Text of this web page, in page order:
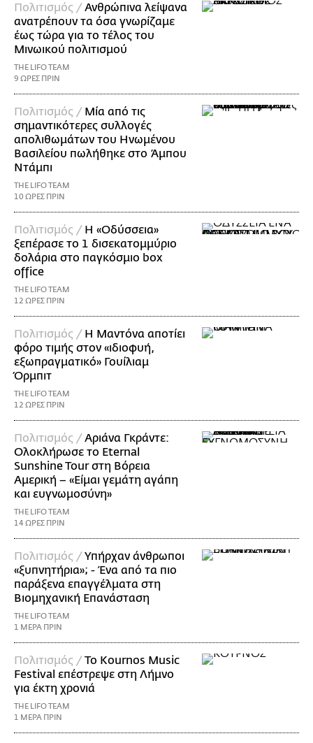
Πολιτισμός /Ανθρώπινα λείψανα
ανατρέπουν τα όσα γνωρίζαμε
έως τώρα για το τέλος του
Μινωικού πολιτισμού
THE LIFO TEAM
9 ΩΡΕΣ ΠΡΙΝ
Πολιτισμός / Μία από τις
σημαντικότερες συλλογές
απολιθωμάτων του Ηνωμένου
Βασιλείου πωλήθηκε στο Άμπου
Ντάμπι
THE LIFO TEAM
10 ΩΡΕΣ ΠΡΙΝ
Πολιτισμός / Η «Οδύσσεια»
ξεπέρασε το 1 δισεκατομμύριο
δολάρια στο παγκόσμιο box
office
THE LIFO TEAM
12 ΩΡΕΣ ΠΡΙΝ
Πολιτισμός / Η Μαντόνα αποτίει
φόρο τιμής στον «ιδιοφυή,
εξωπραγματικό» Γουίλιαμ
Όρμπιτ
THE LIFO TEAM
12 ΩΡΕΣ ΠΡΙΝ
Πολιτισμός /Αριάνα Γκράντε:
Ολοκλήρωσε το Eternal
Sunshine Tour στη Βόρεια
Αμερική – «Είμαι γεμάτη αγάπη
και ευγνωμοσύνη»
THE LIFO TEAM
14 ΩΡΕΣ ΠΡΙΝ
Πολιτισμός /Υπήρχαν άνθρωποι
«ξυπνητήρια»; - Ένα από τα πιο
παράξενα επαγγέλματα στη
Βιομηχανική Επανάσταση
THE LIFO TEAM
1 ΜΕΡΑ ΠΡΙΝ
Πολιτισμός /Το Kournos Music
Festival επέστρεψε στη Λήμνο
για έκτη χρονιά
THE LIFO TEAM
1 ΜΕΡΑ ΠΡΙΝ